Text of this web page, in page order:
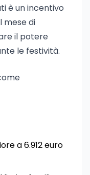
è un incentivo
mese di
il potere
le festività.
a 6.912 euro